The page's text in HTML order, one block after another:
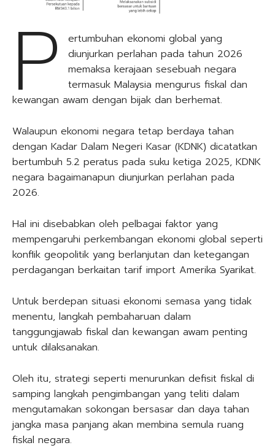
P
ertumbuhan ekonomi global yang
diunjurkan perlahan pada tahun 2026
memaksa kerajaan sesebuah negara
termasuk Malaysia mengurus fiskal dan
kewangan awam dengan bijak dan berhemat.
Walaupun ekonomi negara tetap berdaya tahan
dengan Kadar Dalam Negeri Kasar (KDNK) dicatatkan
bertumbuh 5.2 peratus pada suku ketiga 2025, KDNK
negara bagaimanapun diunjurkan perlahan pada
2026.
Hal ini disebabkan oleh pelbagai faktor yang
mempengaruhi perkembangan ekonomi global seperti
konflik geopolitik yang berlanjutan dan ketegangan
perdagangan berkaitan tarif import Amerika Syarikat.
Untuk berdepan situasi ekonomi semasa yang tidak
menentu, langkah pembaharuan dalam
tanggungjawab fiskal dan kewangan awam penting
untuk dilaksanakan.
Oleh itu, strategi seperti menurunkan defisit fiskal di
samping langkah pengimbangan yang teliti dalam
mengutamakan sokongan bersasar dan daya tahan
jangka masa panjang akan membina semula ruang
fiskal negara.